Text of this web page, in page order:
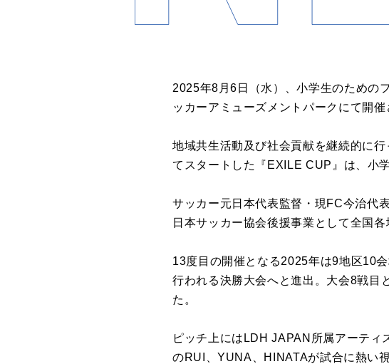
2025年8月6日（水）、小学生のための
ッカーアミューズメントパークにて開催
地域共生活動及び社会貢献を継続的に
てスタートした『EXILE CUP』は、小
サッカー元⽇本代表監督・現FC今治代
日本サッカー協会後援事業として全国
13度目の開催となる2025年は9地区10
行われる決勝大会へと進出。大会8戦目
た。
ピッチ上にはLDH JAPAN所属アーテ
のRUI、YUNA、HINATAが試合に熱い